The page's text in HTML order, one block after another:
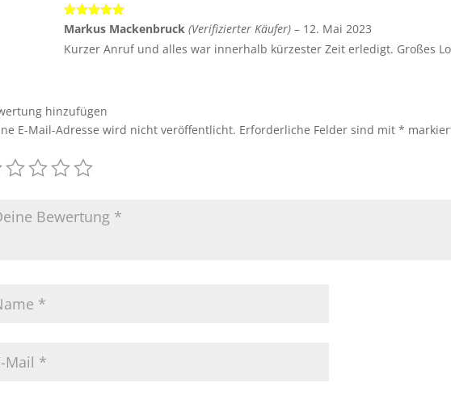
Bewertet
Markus Mackenbruck(Verifizierter Käufer) – 12. Mai 2023
Kurzer Anruf und alles war innerhalb kürzester Zeit erledigt. Großes
hinzufügen
E-Mail-Adresse wird nicht veröffentlicht. Erforderliche Felder sind mit*